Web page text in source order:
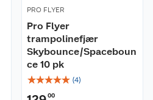
PRO FLYER
Pro Flyer
trampolinefjær
Skybounce/Spaceboun
ce 10 pk
☆☆☆☆☆ (4)
00